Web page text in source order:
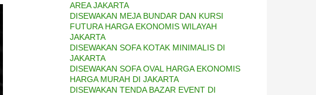
AREA JAKARTA
DISEWAKAN MEJA BUNDAR DAN KURSI
FUTURA HARGA EKONOMIS WILAYAH
JAKARTA
DISEWAKAN SOFA KOTAK MINIMALIS DI
JAKARTA
DISEWAKAN SOFA OVAL HARGA EKONOMIS
HARGA MURAH DI JAKARTA
DISEWAKAN TENDA BAZAR EVENT DI